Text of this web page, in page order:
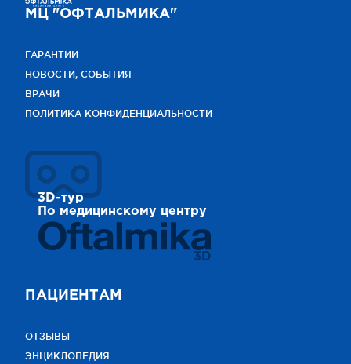
МЦ "ОФТАЛЬМИКА"
ГАРАНТИИ
НОВОСТИ, СОБЫТИЯ
ВРАЧИ
ПОЛИТИКА КОНФИДЕНЦИАЛЬНОСТИ
3D-тур
По медицинскому центру
3D
ПАЦИЕНТАМ
ОТЗЫВЫ
ЭНЦИКЛОПЕДИЯ